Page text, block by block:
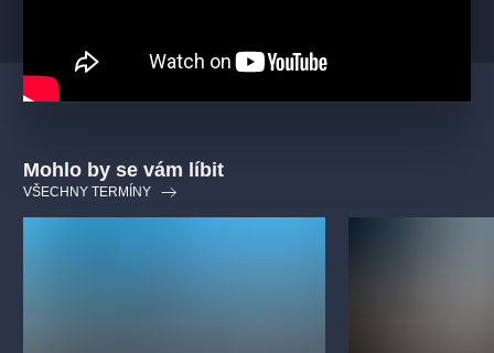
Mohlo by se vám líbit
VŠECHNY TERMÍNY